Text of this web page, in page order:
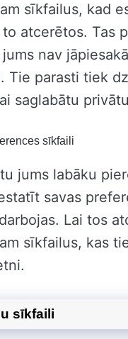
sīkfailus, kad
atcerētos. Tas
nav
Tie parasti tiek
saglabātu
sīkfaili
jums labāku
savas
Lai tos
sīkfailus, kas
sīkfaili